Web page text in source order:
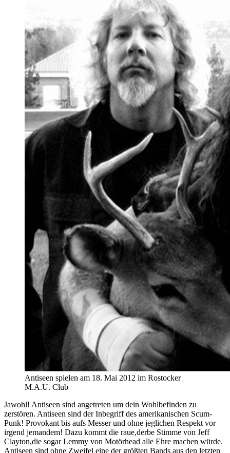
Antiseen spielen am 18. Mai 2012 im Rostocker
M.A.U. Club
Jawohl! Antiseen sind angetreten um dein Wohlbefinden zu
zerstören. Antiseen sind der Inbegriff des amerikanischen Scum-
Punk! Provokant bis aufs Messer und ohne jeglichen Respekt vor
irgend jemandem! Dazu kommt die raue,derbe Stimme von Jeff
Clayton,die sogar Lemmy von Motörhead alle Ehre machen würde.
Antiseen sind ohne Zweifel eine der größten Bands aus den letzten